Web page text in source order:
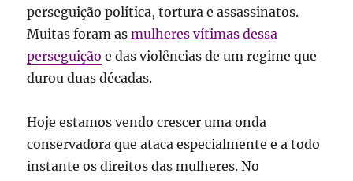
perseguição política, tortura e assassinatos.
Muitas foram asmulheres vítimas dessa
perseguição e das violências de um regime que
durou duas décadas.
Hoje estamos vendo crescer uma onda
conservadora que ataca especialmente e a todo
instante os direitos das mulheres. No